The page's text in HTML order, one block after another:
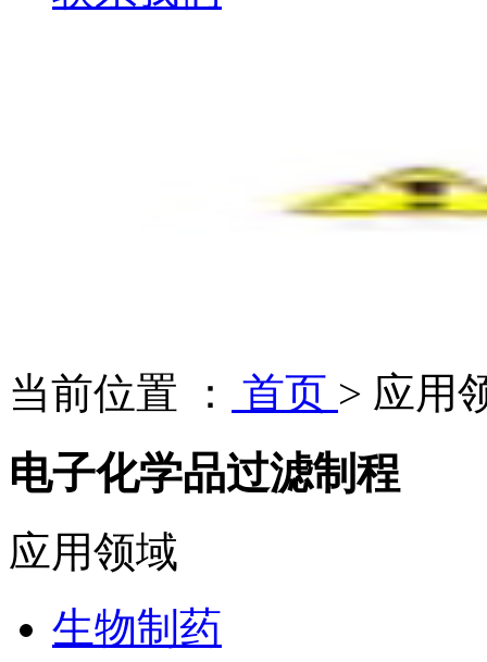
当前位置 ： 首页 > 应用
电子化学品过滤制程
应用领域
生物制药